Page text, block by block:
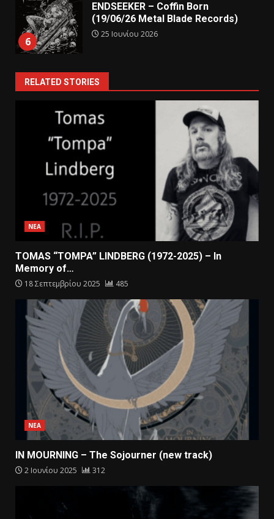
6
ENDSEEKER – Coffin Born
(19/06/26 Metal Blade Records)
25 Ιουνίου 2026
RELATED STORIES
ΝΕΑ
TOMAS “TOMPA” LINDBERG (1972-2025) – In
Memory of…
18 Σεπτεμβρίου 2025 485
ΝΕΑ
IN MOURNING – The Sojourner (new track)
2 Ιουνίου 2025 312